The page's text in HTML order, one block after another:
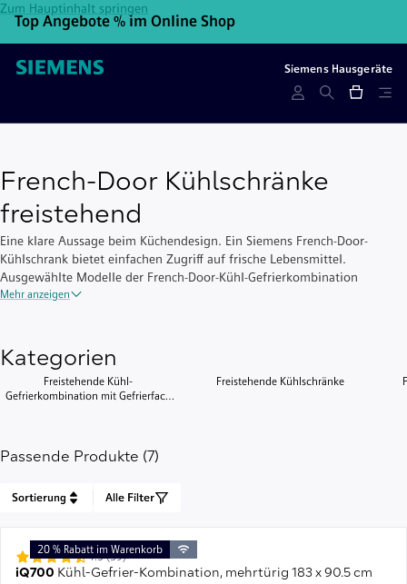
Zum Hauptinhalt springen
Top Angebote % im Online Shop
Siemens Hausgeräte
French-Door Kühlschränke
freistehend
Eine klare Aussage beim Küchendesign. Ein Siemens French-Door-
Kühlschrank bietet einfachen Zugriff auf frische Lebensmittel.
Ausgewählte Modelle der French-Door-Kühl-Gefrierkombination
verfügen zudem über einen integrierten Eis- und Wasserspender.
Mehr anzeigen
Kategorien
Freistehende Kühl-
Gefrierkombination mit Gefrierfach
Freistehende Kühlschränke
Passende Produkte (7)
Sortierung Alle Filter
iQ700 Kühl-Gefrier-Kombination, mehrtürig 183 x 90.5 cm
4.5 (39)
20 % Rabatt im Warenkorb